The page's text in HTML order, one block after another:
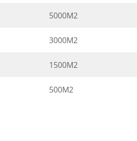
5000M2
3000M2
1500M2
500M2